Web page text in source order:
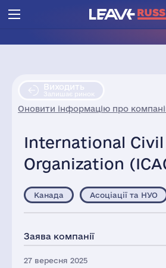
Виходить
Залишає ринок
Оновити інформацію про
International
Organization
Канада Асоціації та НУО
Заява компанії
27 вересня 2025